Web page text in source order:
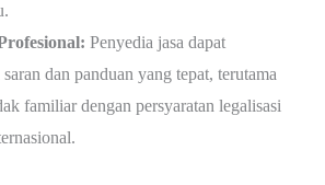
Penyedia jasa dapat
dan panduan yang tepat, terutama
familiar dengan persyaratan legalisasi